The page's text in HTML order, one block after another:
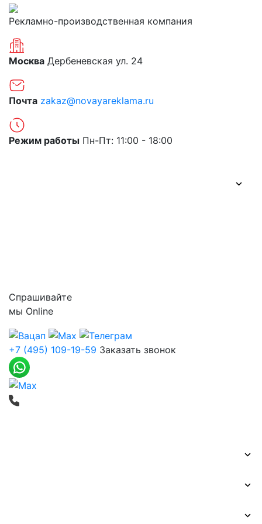
Рекламно-производственная компания
Москва Дербеневская ул. 24
Почта zakaz@novayareklama.ru
Режим работы Пн-Пт: 11:00 - 18:00
Спрашивайте
мы Online
+7 (495) 109-19-59 Заказать звонок